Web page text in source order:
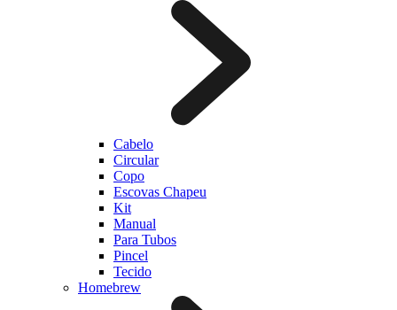
Cabelo
Circular
Copo
Escovas Chapeu
Kit
Manual
Para Tubos
Pincel
Tecido
Homebrew